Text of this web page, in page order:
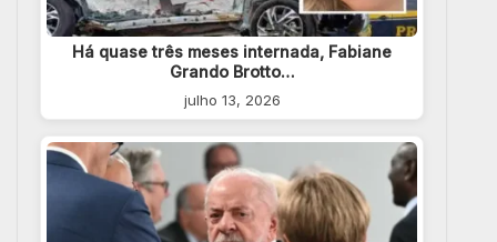
Há quase três meses internada, Fabiane
Grando Brotto…
julho 13, 2026